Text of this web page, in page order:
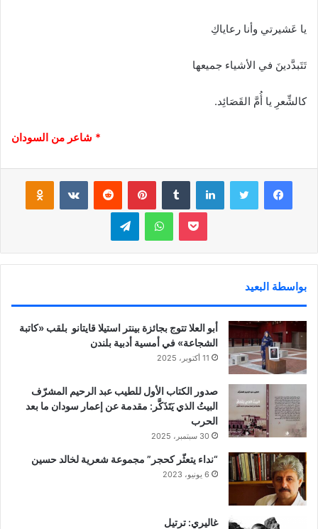
يا عَشيرتي وأنا رعاياكِ
تَتَبدَّدينَ في الأشياء جميعها
كالشِّعرِ يا أُمَّ القَصَائِد.
* شاعر من السودان
فيسبوك لينكدإن بينتيريست
بوكيت واتساب تيلقرام
بواسطة البعيد
أبو العلا تتوج بجائزة بينتر استيلا قايتانو بلقب «كاتبة
الشجاعة» في أمسية أدبية بلندن
11 أكتوبر، 2025
صدور الكتاب الأول للطيب عبد الرحيم المشرّف
البيتُ الذي يَتَذَكَّر: مقدمة عن إعمار سودان ما بعد
الحرب
30 سبتمبر، 2025
“نداء يتعثّر كحجر” مجموعة شعرية لخالد حسين
6 يونيو، 2023
غاليري: ترتيل